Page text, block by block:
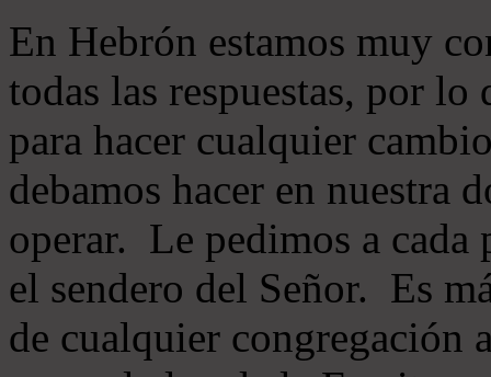
En Hebrón estamos muy
todas las respuestas, por
para hacer cualquier
debamos hacer en nuestra
operar. Le pedimos a cada
el sendero del Señor. Es
de cualquier congregación